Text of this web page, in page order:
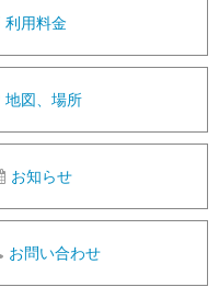
利用料金
地図、場所
お知らせ
お問い合わせ